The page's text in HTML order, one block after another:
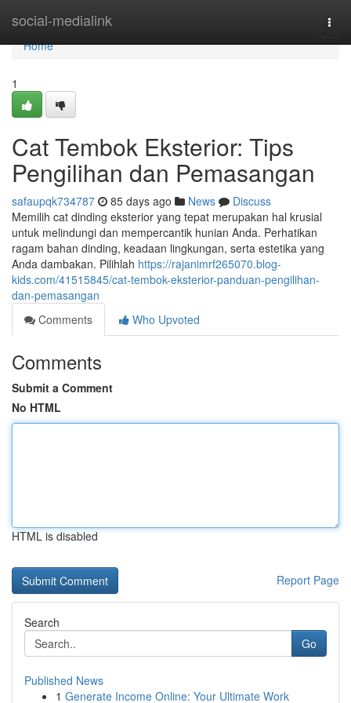
social-medialink
Home
Home
1
Cat Tembok Eksterior: Tips
Pengilihan dan Pemasangan
safaupqk734787 85 days ago News
Discuss
Memilih cat dinding eksterior yang tepat merupakan hal krusial
untuk melindungi dan mempercantik hunian Anda. Perhatikan
ragam bahan dinding, keadaan lingkungan, serta estetika yang
Anda dambakan. Pilihlah https://rajanimrf265070.blog-
kids.com/41515845/cat-tembok-eksterior-panduan-pengilihan-
dan-pemasangan
Comments
Who Upvoted
Comments
Submit a Comment
No HTML
HTML is disabled
Report Page
Search
Go
Published News
1 Generate Income Online: Your Ultimate Work